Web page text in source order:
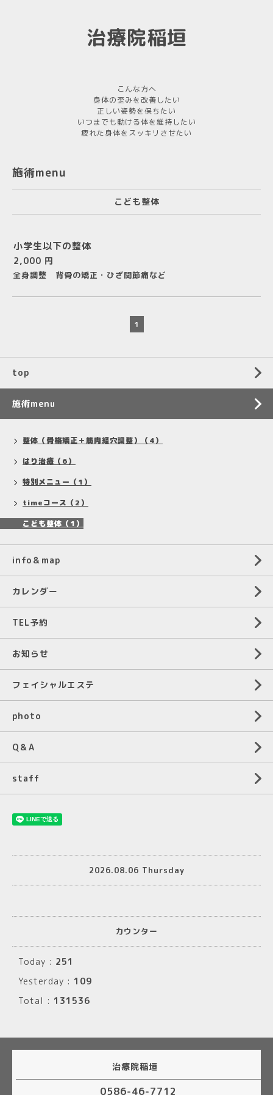
治療院稲垣
こんな方へ
身体の歪みを改善したい
正しい姿勢を保ちたい
いつまでも動ける体を維持したい
疲れた身体をスッキリさせたい
施術menu
こども整体
小学生以下の整体
2,000 円
全身調整 背骨の矯正・ひざ関節痛など
1
top
施術menu
整体（骨格矯正＋筋肉経穴調整）（4）
はり治療（6）
特別メニュー（1）
timeコース（2）
こども整体（1）
info＆map
カレンダー
TEL予約
お知らせ
フェイシャルエステ
photo
Q＆A
staff
2026.08.06 Thursday
カウンター
Today : 251
Yesterday : 109
Total : 131536
治療院稲垣
0586-46-7712